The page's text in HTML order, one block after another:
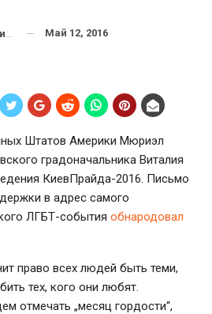
Май 12, 2016
Штатов Америки Мюриэл
градоначальника Виталия
КиевПрайда-2016 . Письмо
в адрес самого
ЛГБТ-события обнародовал
право всех людей быть теми,
тех, кого они любят.
отмечать „месяц гордости“,